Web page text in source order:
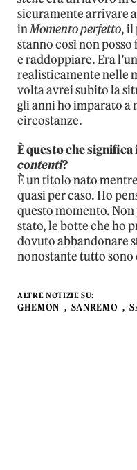
sicuramente arrivare
inMomento perfetto, il
stanno così non
e raddoppiare. Era
realisticamente nelle
volta avrei subito la
gli anni ho imparato a
circostanze.
È questo che
contenti?
È un titolo nato
quasi per caso. Ho
questo momento. Non
stato, le botte che ho
dovuto abbandonare
nonostante tutto
ALTRE NOTIZIE SU:
GHEMON SANREMO